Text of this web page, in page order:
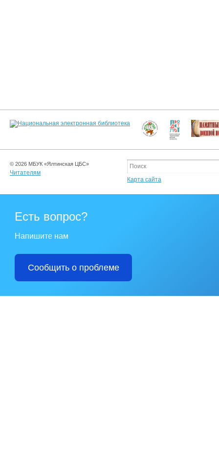
© 2026 МБУК «Ялтинская ЦБС»
Читателям
Карта сайта
Есть вопрос?
Напишите нам
Сообщить о проблеме